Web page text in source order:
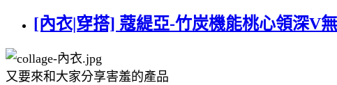
[內衣|穿搭] 蔻緹亞-竹炭機能桃心領深V
又要來和大家分享害羞的產品